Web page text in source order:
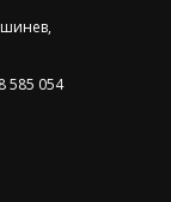
585 054